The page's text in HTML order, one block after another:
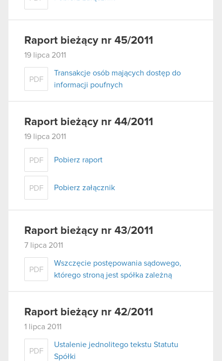
Raport bieżący nr 45/2011
19 lipca 2011
PDF
Transakcje osób mających dostęp do
informacji poufnych
Raport bieżący nr 44/2011
19 lipca 2011
PDF Pobierz raport
PDF Pobierz załącznik
Raport bieżący nr 43/2011
7 lipca 2011
PDF
Wszczęcie postępowania sądowego,
którego stroną jest spółka zależną
Raport bieżący nr 42/2011
1 lipca 2011
PDF
Ustalenie jednolitego tekstu Statutu
Spółki